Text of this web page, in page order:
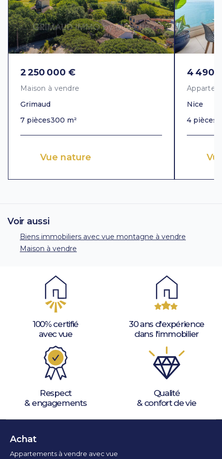
2 250 000 €
Maison à vendre
Grimaud
7 pièces300 m²
Vue nature
4 490
Nice
4 pièces
Voir aussi
Biens immobiliers avec vue montagne à vendre
Maison à vendre
100% certifié
avec vue
30 ans d'expérience
dans l'immobilier
Respect
& engagements
Qualité
& confort de vie
Achat
Appartements à vendre avec vue